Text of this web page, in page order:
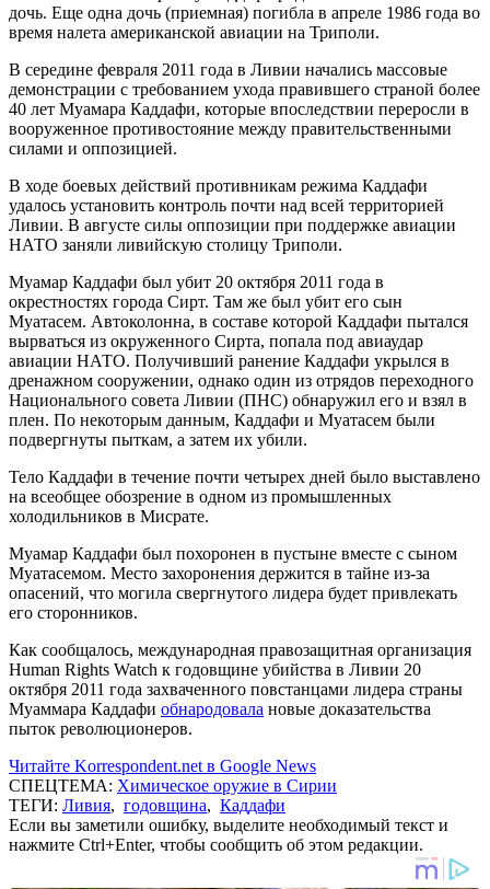
дочь. Еще одна дочь (приемная) погибла в апреле 1986 года во
время налета американской авиации на Триполи.
В середине февраля 2011 года в Ливии начались массовые
демонстрации с требованием ухода правившего страной более
40 лет Муамара Каддафи, которые впоследствии переросли в
вооруженное противостояние между правительственными
силами и оппозицией.
В ходе боевых действий противникам режима Каддафи
удалось установить контроль почти над всей территорией
Ливии. В августе силы оппозиции при поддержке авиации
НАТО заняли ливийскую столицу Триполи.
Муамар Каддафи был убит 20 октября 2011 года в
окрестностях города Сирт. Там же был убит его сын
Муатасем. Автоколонна, в составе которой Каддафи пытался
вырваться из окруженного Сирта, попала под авиаудар
авиации НАТО. Получивший ранение Каддафи укрылся в
дренажном сооружении, однако один из отрядов переходного
Национального совета Ливии (ПНС) обнаружил его и взял в
плен. По некоторым данным, Каддафи и Муатасем были
подвергнуты пыткам, а затем их убили.
Тело Каддафи в течение почти четырех дней было выставлено
на всеобщее обозрение в одном из промышленных
холодильников в Мисрате.
Муамар Каддафи был похоронен в пустыне вместе с сыном
Муатасемом. Место захоронения держится в тайне из-за
опасений, что могила свергнутого лидера будет привлекать
его сторонников.
Как сообщалось, международная правозащитная организация
Human Rights Watch к годовщине убийства в Ливии 20
октября 2011 года захваченного повстанцами лидера страны
Муаммара Каддафи обнародовала новые доказательства
пыток революционеров.
Читайте Korrespondent.net в Google News
СПЕЦТЕМА: Химическое оружие в Сирии
ТЕГИ: Ливия, годовщина, Каддафи
Если вы заметили ошибку, выделите необходимый текст и
нажмите Ctrl+Enter, чтобы сообщить об этом редакции.